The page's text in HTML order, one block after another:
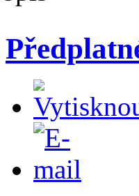
Dialog na cestě